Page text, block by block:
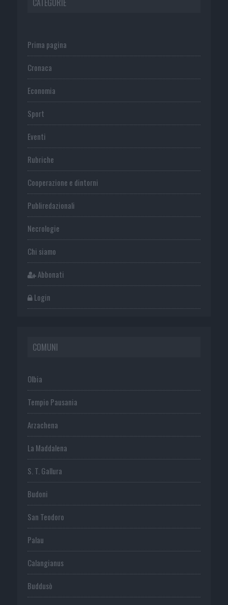
CATEGORIE
Prima pagina
Cronaca
Economia
Sport
Eventi
Rubriche
Cooperazione e dintorni
Publiredazionali
Necrologie
Chi siamo
Abbonati
Login
COMUNI
Olbia
Tempio Pausania
Arzachena
La Maddalena
S. T. Gallura
Budoni
San Teodoro
Palau
Calangianus
Buddusò